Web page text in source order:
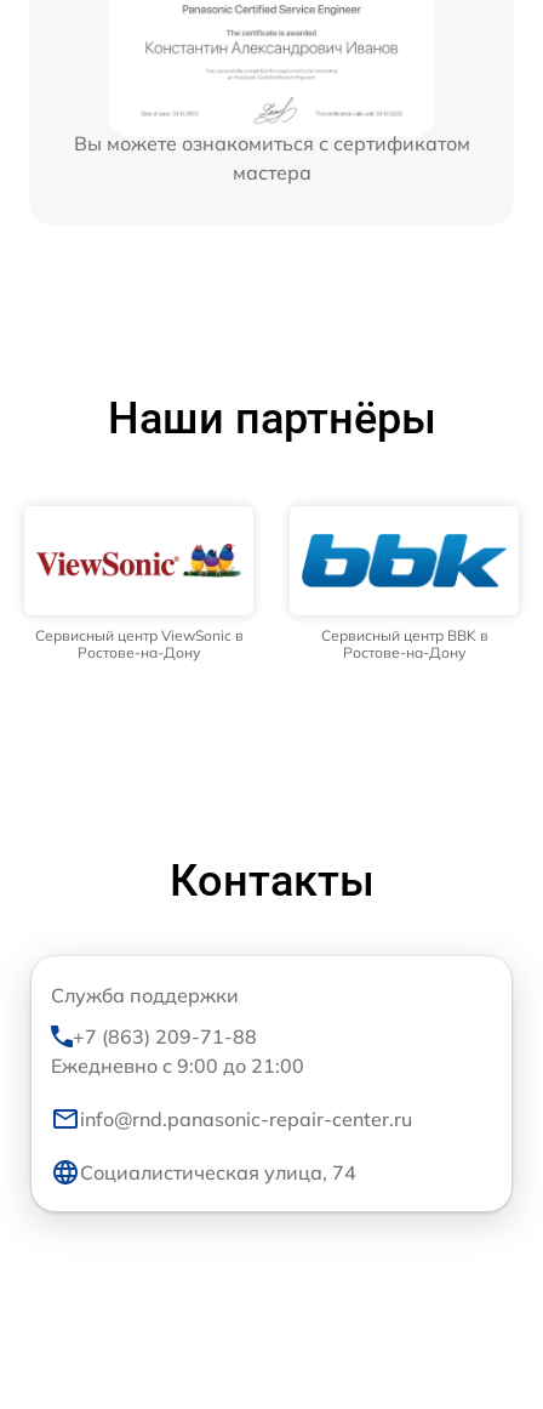
Вы можете ознакомиться с сертификатом
мастера
Наши партнёры
Сервисный центр ViewSonic в
Ростове-на-Дону
Сервисный центр BBK в
Ростове-на-Дону
Контакты
Служба поддержки
+7 (863) 209-71-88
Ежедневно с 9:00 до 21:00
info@rnd.panasonic-repair-center.ru
Социалистическая улица, 74